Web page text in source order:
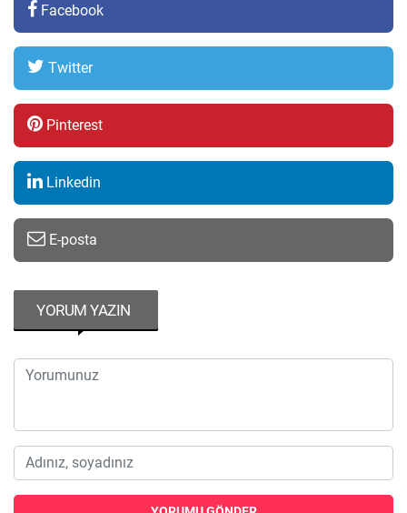
Facebook
Twitter
Pinterest
Linkedin
E-posta
YORUM YAZIN